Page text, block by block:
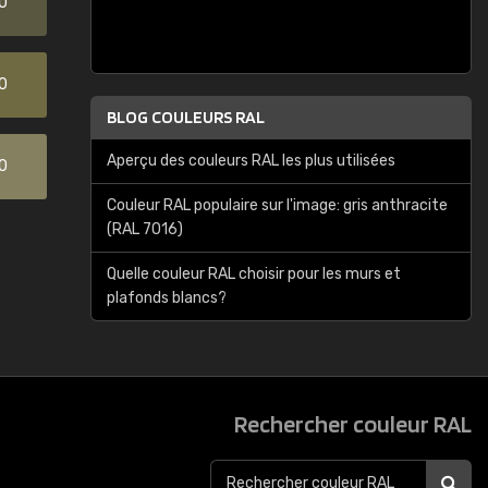
BLOG COULEURS RAL
Aperçu des couleurs RAL les plus utilisées
Couleur RAL populaire sur l'image: gris anthracite
(RAL 7016)
Quelle couleur RAL choisir pour les murs et
plafonds blancs?
Rechercher couleur RAL